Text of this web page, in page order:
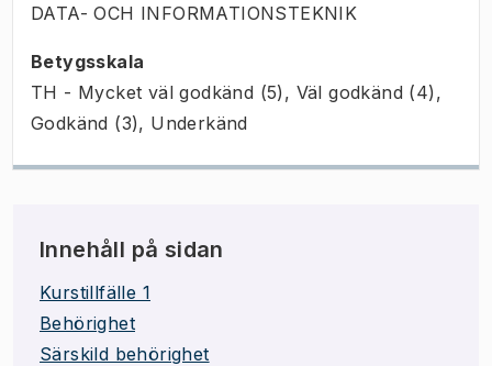
DATA- OCH INFORMATIONSTEKNIK
Betygsskala
TH - Mycket väl godkänd (5), Väl godkänd (4),
Godkänd (3), Underkänd
Innehåll på sidan
Kurstillfälle 1
Behörighet
Särskild behörighet